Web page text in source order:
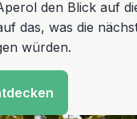
den Blick auf
das, was die
würden.